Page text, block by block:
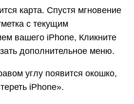
карта. Спустя мгновение
с текущим
вашего iPhone, Кликните
дополнительное меню.
углу появится окошко,
iPhone».